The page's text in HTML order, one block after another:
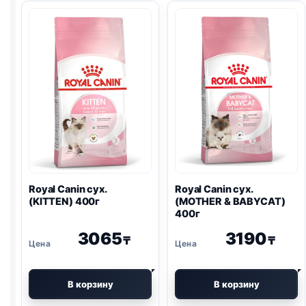
400г
(EARLY
)
400г
Royal Canin сух.
(KITTEN) 400г
3065₸
В корзину
Royal Canin сух.
(MOTHER & BABYCAT)
400г
3190₸
В корзину